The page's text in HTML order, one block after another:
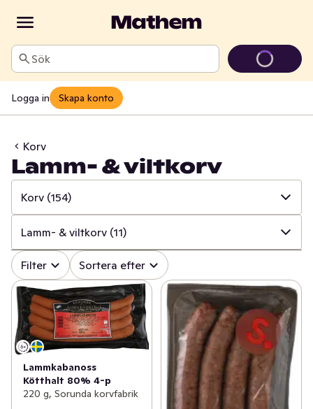
Sök
Logga in Skapa konto
Korv
Lamm- & viltkorv
Korv (154)
✓ Alla (739)
✓ (164)
✓ Pålägg (133)
✓ Kyckling & fågel (110)
✓ Korv (154)
✓ Bullar, biffar & nuggets
Lamm- & viltkorv (11)
✓ Alla (154)
✓ Falukorv (13)
✓ Grillkorv (25)
✓ Kryddkorv
✓ Varm- & wienerkorv
Filter Sortera efter
Lammkabanoss
Kötthalt 80% 4-p
220 g, Sorunda korvfabrik